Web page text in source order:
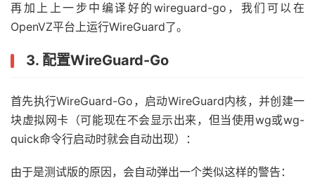
再加上上一步中编译好的wireguard-go，我们可以在
OpenVZ平台上运行WireGuard了。
3. 配置WireGuard-Go
首先执行WireGuard-Go，启动WireGuard内核，并创建一
块虚拟网卡（可能现在不会显示出来，但当使用wg或wg-
quick命令行启动时就会自动出现）：
由于是测试版的原因，会自动弹出一个类似这样的警告：